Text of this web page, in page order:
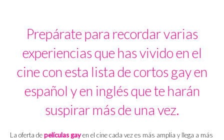
Prepárate para recordar varias
experiencias que has vivido en el
cine con esta lista de cortos gay en
español y en inglés que te harán
suspirar más de una vez.
La oferta depelículas gayen el cine cada vez es más amplia y llega a más